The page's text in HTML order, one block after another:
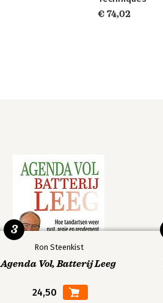
€ 74,02
Ron Steenkist
Agenda Vol, Batterij Leeg
24,50
3